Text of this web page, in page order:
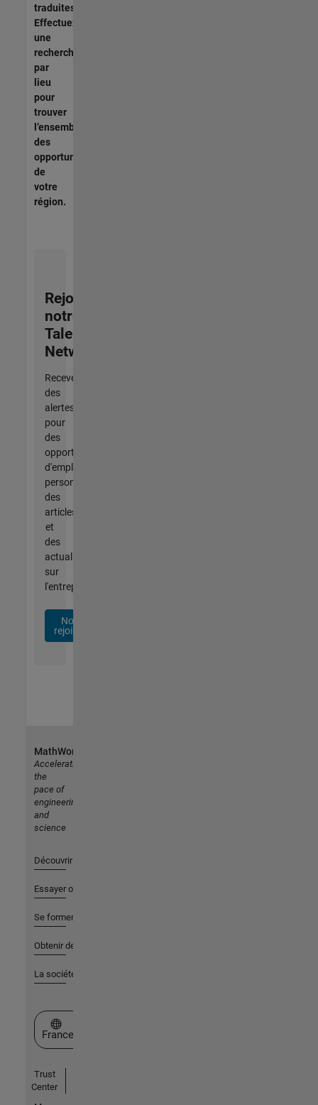
traduites.
Effectuez
une
recherche
par
lieu
pour
trouver
l’ensemble
des
opportunités
de
votre
région.
Rejoignez
notre
Talent
Network
Recevez
des
alertes
pour
des
opportunités
d'emploi
personnalisées,
des
articles
et
des
actualités
sur
l'entreprise.
Nous
rejoindre
MathWorks
Accelerating
the
pace of
engineering
and
science
Découvrir les produits
Essayer ou acheter
Se former
Obtenir de l'aide
La société
Sélectionner un site web
France
Trust
Center